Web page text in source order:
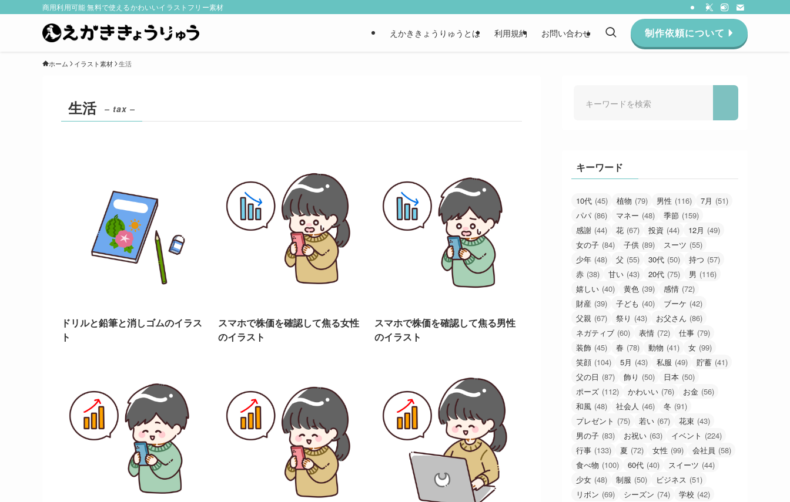
商用利用可能 無料で使えるかわいいイラストフリー素材
えかききょうりゅうとは 利用規約 お問い合わせ 制作依頼について
ホーム イラスト素材 生活
生活 – tax –
ドリルと鉛筆と消しゴムのイラス
ト
スマホで株価を確認して焦る女性
のイラスト
スマホで株価を確認して焦る男性
のイラスト
キーワード
10代 (45) 植物 (79) 男性 (116) 7月 (51)
パパ (86) マネー (48) 季節 (159)
感謝 (44) 花 (67) 投資 (44) 12月 (49)
女の子 (84) 子供 (89) スーツ (55)
少年 (48) 父 (55) 30代 (50) 持つ (57)
赤 (38) 甘い (43) 20代 (75) 男 (116)
嬉しい (40) 黄色 (39) 感情 (72)
財産 (39) 子ども (40) ブーケ (42)
父親 (67) 祭り (43) お父さん (86)
ネガティブ (60) 表情 (72) 仕事 (79)
装飾 (45) 春 (78) 動物 (41) 女 (99)
笑顔 (104) 5月 (43) 私服 (49) 貯蓄 (41)
父の日 (87) 飾り (50) 日本 (50)
ポーズ (112) かわいい (76) お金 (56)
和風 (48) 社会人 (46) 冬 (91)
プレゼント (75) 若い (67) 花束 (43)
男の子 (83) お祝い (63) イベント (224)
行事 (133) 夏 (72) 女性 (99) 会社員 (58)
食べ物 (100) 60代 (40) スイーツ (44)
少女 (48) 制服 (50) ビジネス (51)
リボン (69) シーズン (74) 学校 (42)